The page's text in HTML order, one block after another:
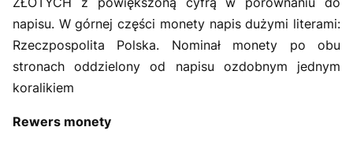
napisu. W górnej części monety napis dużymi literami:
Rzeczpospolita Polska. Nominał monety po obu
stronach oddzielony od napisu ozdobnym jednym
koralikiem
Rewers monety